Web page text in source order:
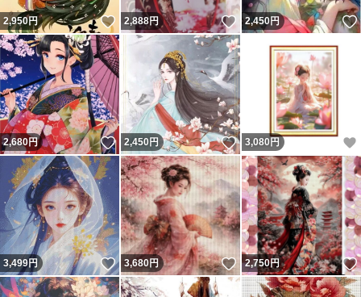
2,950円 いいね！
2,888円 いいね！
2,450円
2,680円 いいね！
2,450円 いいね！
3,080 円
3,499円 いいね！
3,680円 いいね！
2,750円